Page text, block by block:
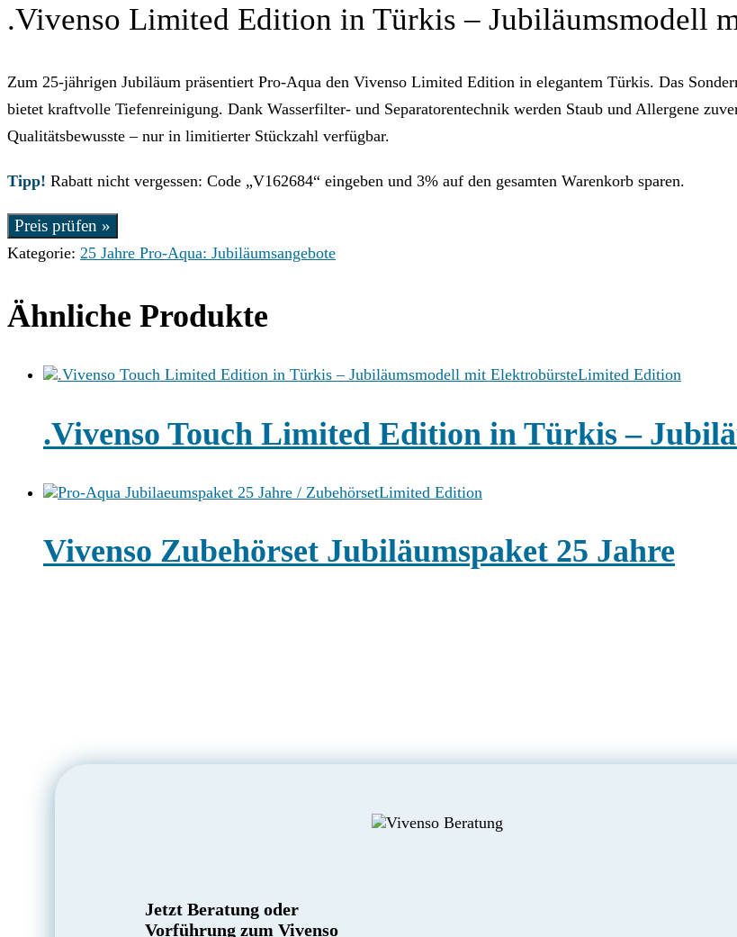
.Vivenso Limited Edition in Türkis – Jubiläumsmodell
Zum 25-jährigen Jubiläum präsentiert Pro-Aqua den Vivenso Limited Edition in elegantem Türkis. Das
bietet kraftvolle Tiefenreinigung. Dank Wasserfilter- und Separatorentechnik werden Staub und Allergene
Qualitätsbewusste – nur in limitierter Stückzahl verfügbar.
Tipp! Rabatt nicht vergessen: Code „V162684“ eingeben und 3% auf den gesamten Warenkorb sparen.
Preis prüfen »
Kategorie: 25 Jahre Pro-Aqua: Jubiläumsangebote
Ähnliche Produkte
Limited Edition
.Vivenso Touch Limited Edition in Türkis –
Limited Edition
Vivenso Zubehörset Jubiläumspaket 25 Jahre
Jetzt Beratung oder
Vorführung zum Vivenso